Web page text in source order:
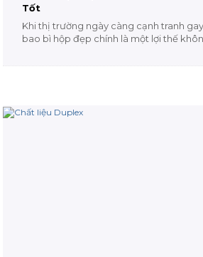
Tốt
Khi thị trường ngày càng cạnh tranh
bao bì hộp đẹp chính là một lợi thế